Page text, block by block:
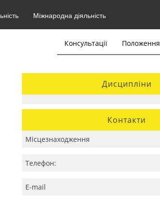
Міжнародна діяльність
Консультації Положення
Дисципліни
Контакти
Місцезнаходження
Телефон:
E-mail